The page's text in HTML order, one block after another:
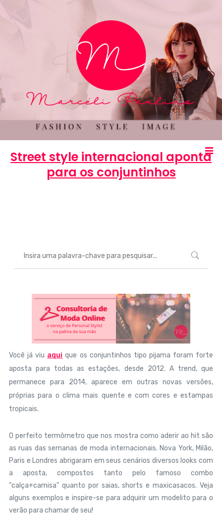
Street style internacional aponta
para os conjuntinhos
Você já viu aqui que os conjuntinhos tipo pijama foram forte
aposta para todas as estações, desde 2012. A trend, que
permanece para 2014, aparece em outras novas versões,
próprias para o clima mais quente e com cores e estampas
tropicais.
O perfeito termômetro que nos mostra como aderir ao hit são
as ruas das semanas de moda internacionais. Nova York, Milão,
Paris e Londres abrigaram em seus cenários diversos looks com
a aposta, compostos tanto pelo famoso combo
"calça+camisa" quanto por saias, shorts e maxicasacos. Veja
alguns exemplos e inspire-se para adquirir um modelito para o
verão para chamar de seu!